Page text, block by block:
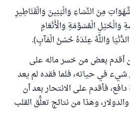
مِنَ النِّسَاءِ وَالْبَنِينَ وَالْقَنَاطِيرِ
وَالْخَيْلِ الْمُسَوَّمَةِ وَالْأَنْعَامِ
وَاللَّهُ عِنْدَهُ حُسْنُ الْمَآبِ).
أقدم بعض من خسر ماله على
شيء في حياته، فلما فقده لم يعد
فأقدم على الانتحار بعد أن
وهذا من نتائج تعلُّق القلب